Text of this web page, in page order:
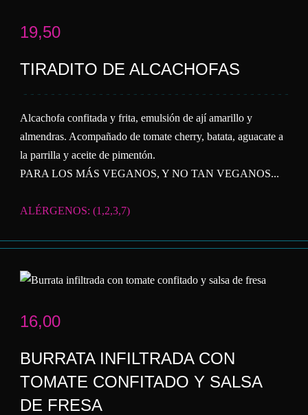
19,50
TIRADITO DE ALCACHOFAS
Alcachofa confitada y frita, emulsión de ají amarillo y
almendras. Acompañado de tomate cherry, batata, aguacate a
la parrilla y aceite de pimentón.
PARA LOS MÁS VEGANOS, Y NO TAN VEGANOS...
ALÉRGENOS: (1,2,3,7)
16,00
BURRATA INFILTRADA CON
TOMATE CONFITADO Y SALSA
DE FRESA